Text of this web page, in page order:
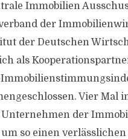
Immobilien
der
der Deutschen
als
Vier Mal
der
um so einen